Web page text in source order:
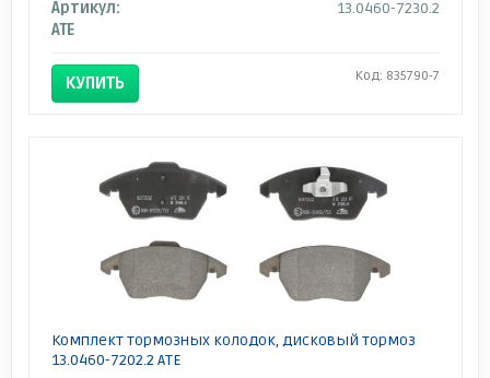
Артикул:
13.0460-7230.2
ATE
КУПИТЬ Код: 835790-7
Комплект тормозных колодок, дисковый тормоз
13.0460-7202.2 ATE